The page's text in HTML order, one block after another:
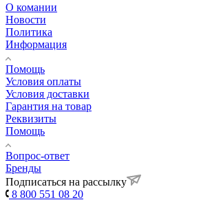
О комании
Новости
Политика
Информация
Помощь
Условия оплаты
Условия доставки
Гарантия на товар
Реквизиты
Помощь
Вопрос-ответ
Бренды
Подписаться на рассылку
8 800 551 08 20